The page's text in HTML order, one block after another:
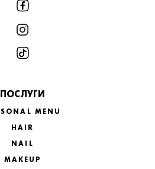
ПОСЛУГИ
MENU
HAIR
NAIL
MAKEUP